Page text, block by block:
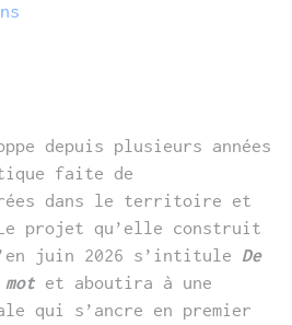
depuis plusieurs années
faite de
dans le territoire et
projet qu’elle construit
juin 2026 s’intitule De
et aboutira à une
qui s’ancre en premier